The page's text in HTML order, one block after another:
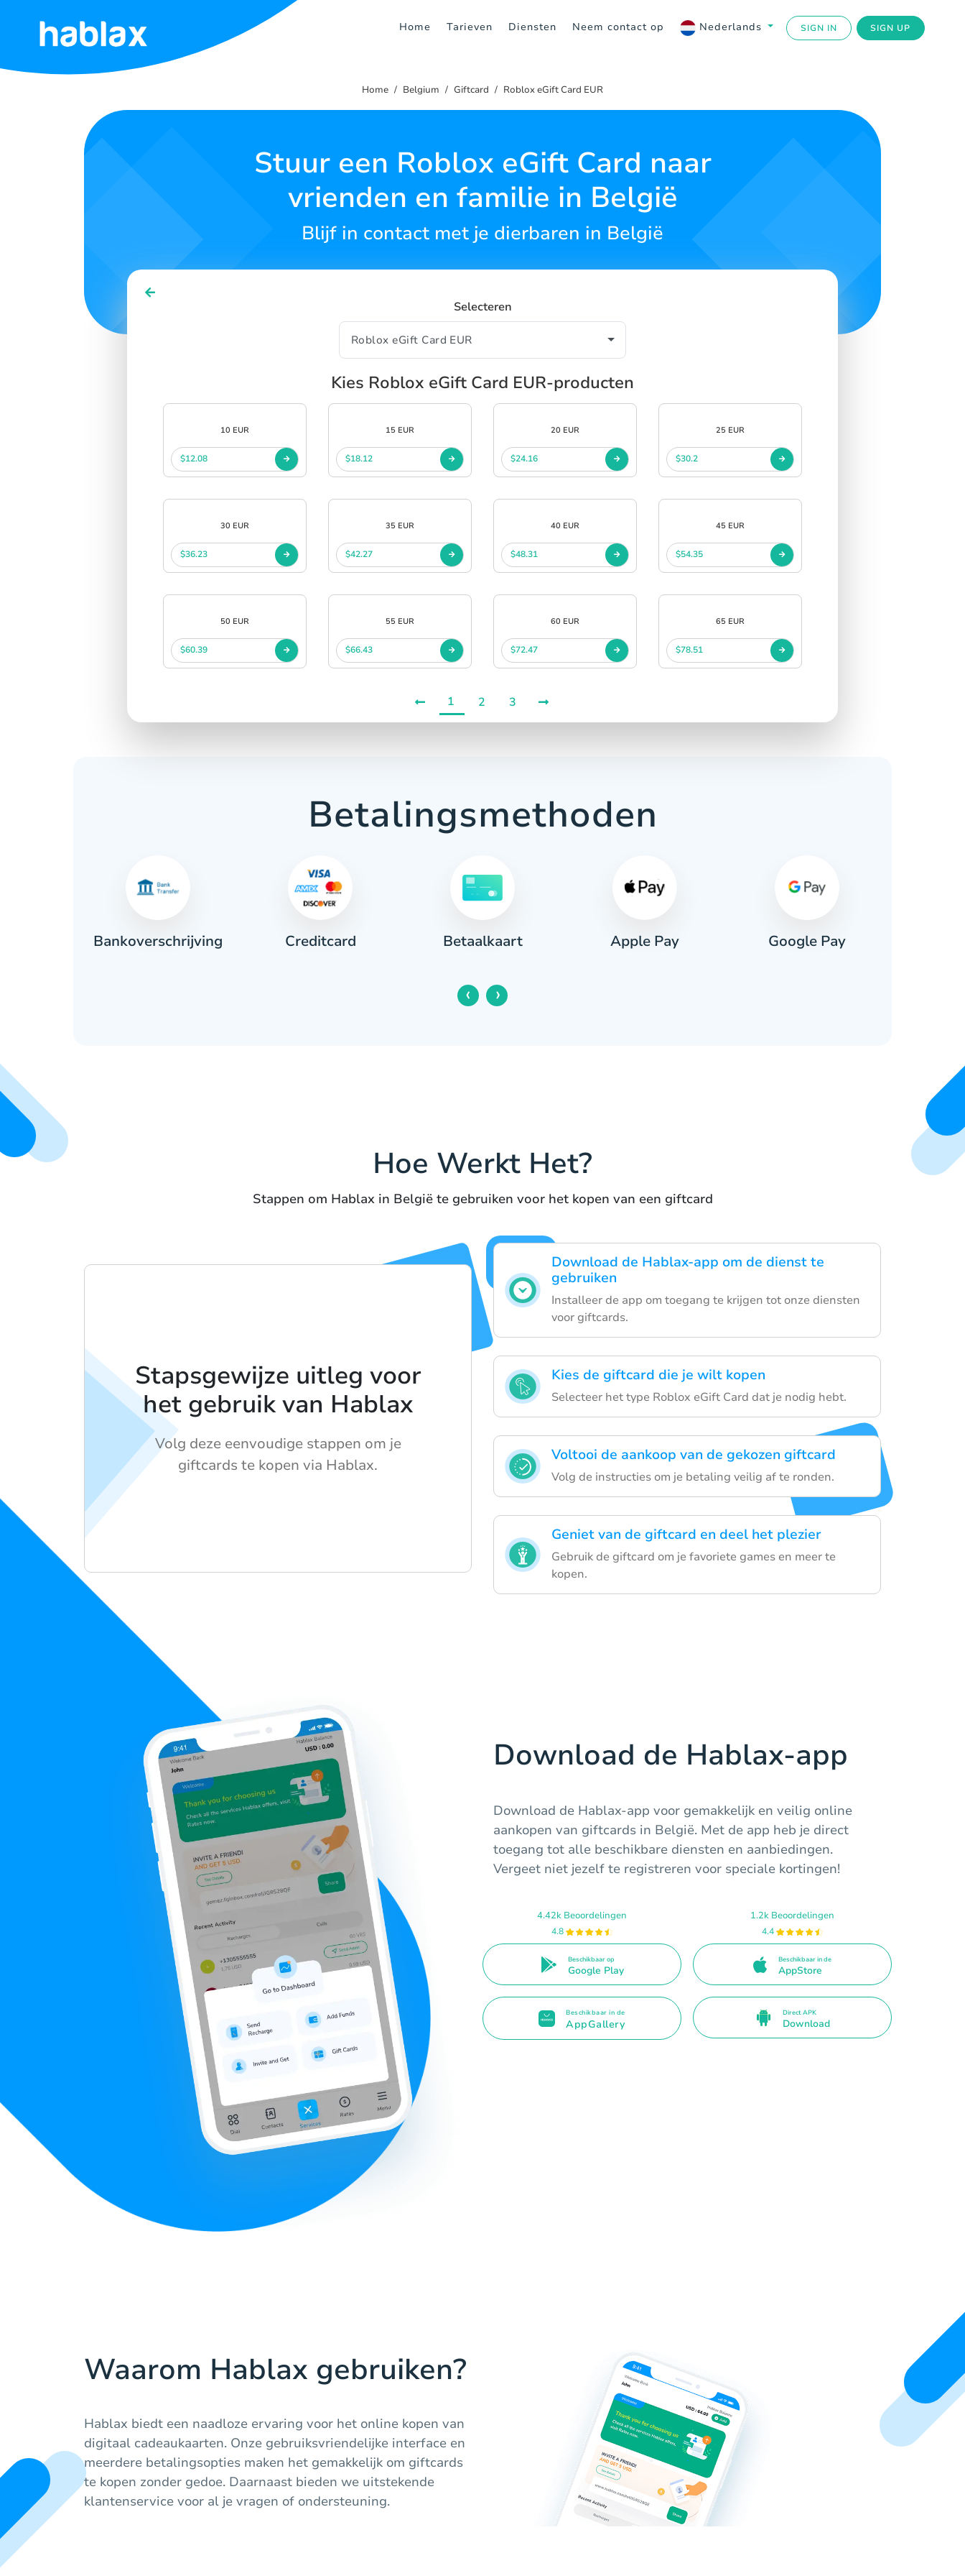
Home Tarieven Diensten Neem contact op Nederlands SIGN IN SIGN UP
Home
Home Belgium Giftcard Roblox eGift Card EUR
Stuur een Roblox eGift Card naar
vrienden en familie in België
Blijf in contact met je dierbaren in België
Selecteren
Kies Roblox eGift Card EUR-producten
10 EUR
$12.08
15 EUR
$18.12
20 EUR
$24.16
25 EUR
$30.2
30 EUR
$36.23
35 EUR
$42.27
40 EUR
$48.31
45 EUR
$54.35
50 EUR
$60.39
55 EUR
$66.43
60 EUR
$72.47
65 EUR
$78.51
1 2 3
Betalingsmethoden
Bankoverschrijving Creditcard Betaalkaart Apple Pay Google Pay
‹ ›
Hoe Werkt Het?
Stappen om Hablax in België te gebruiken voor het kopen van een giftcard
Download de Hablax-app om de dienst te
gebruiken
Installeer de app om toegang te krijgen tot onze diensten
voor giftcards.
Kies de giftcard die je wilt kopen
Selecteer het type Roblox eGift Card dat je nodig hebt.
Voltooi de aankoop van de gekozen giftcard
Volg de instructies om je betaling veilig af te ronden.
Geniet van de giftcard en deel het plezier
Gebruik de giftcard om je favoriete games en meer te
kopen.
Stapsgewijze uitleg voor
het gebruik van Hablax
Volg deze eenvoudige stappen om je
giftcards te kopen via Hablax.
Download de Hablax-app
Download de Hablax-app voor gemakkelijk en veilig online
aankopen van giftcards in België. Met de app heb je direct
toegang tot alle beschikbare diensten en aanbiedingen.
Vergeet niet jezelf te registreren voor speciale kortingen!
4.42k Beoordelingen
4.8
Beschikbaar op
Google Play
1.2k Beoordelingen
4.4
Beschikbaar in de
AppStore
Beschikbaar in de
AppGallery
Direct APK
Download
Waarom Hablax gebruiken?
Hablax biedt een naadloze ervaring voor het online kopen van
digitaal cadeaukaarten. Onze gebruiksvriendelijke interface en
meerdere betalingsopties maken het gemakkelijk om giftcards
te kopen zonder gedoe. Daarnaast bieden we uitstekende
klantenservice voor al je vragen of ondersteuning.